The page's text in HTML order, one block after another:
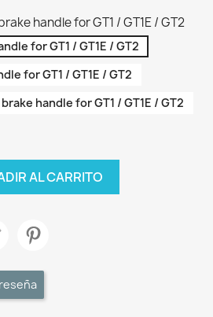
handle for GT1 / GT1E / GT2
for GT1 / GT1E / GT2
for GT1 / GT1E / GT2
handle for GT1 / GT1E / GT2
AL CARRITO